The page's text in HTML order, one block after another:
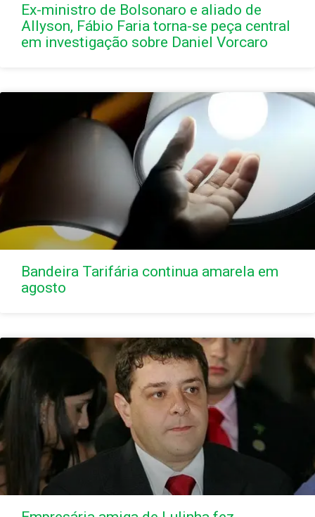
Ex-ministro de Bolsonaro e aliado de
Allyson, Fábio Faria torna-se peça central
em investigação sobre Daniel Vorcaro
Bandeira Tarifária continua amarela em
agosto